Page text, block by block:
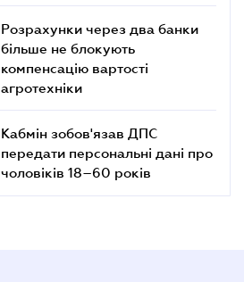
Розрахунки через два банки
більше не блокують
компенсацію вартості
агротехніки
Кабмін зобов'язав ДПС
передати персональні дані про
чоловіків 18–60 років